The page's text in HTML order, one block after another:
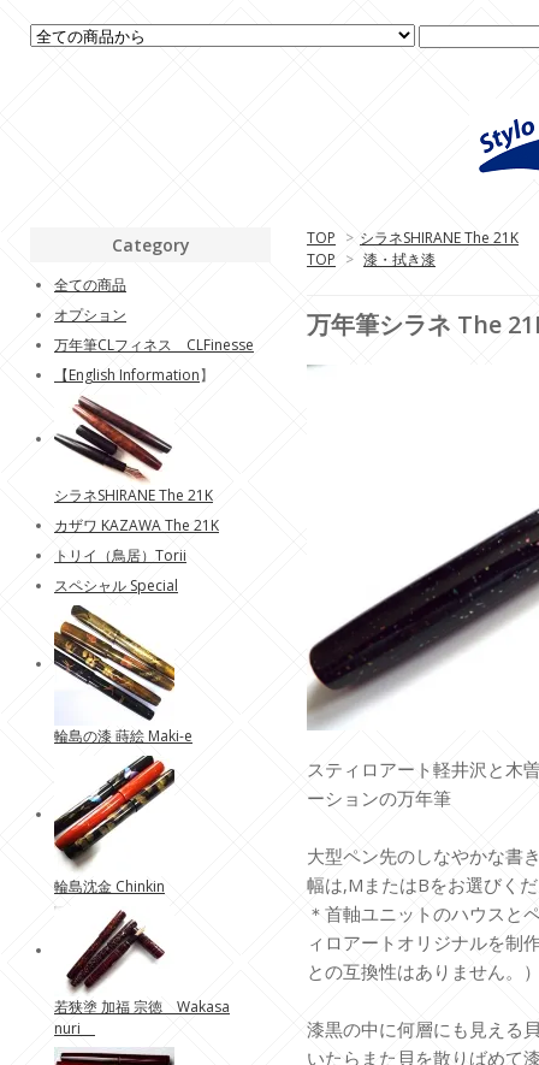
TOP > シラネSHIRANE The 21K
TOP > 漆・拭き漆
万年筆シラネ The
スティロアート軽井沢と木
ーションの万年筆
大型ペン先のしなやかな書
幅は,MまたはBをお選びく
＊首軸ユニットのハウスと
ィロアートオリジナルを制
との互換性はありません。
漆黒の中に何層にも見える
いたらまた貝を散りばめて
Category
全ての商品
オプション
万年筆CLフィネス CLFinesse
【English Information】
シラネSHIRANE The 21K
カザワ KAZAWA The 21K
トリイ（鳥居）Torii
スペシャル Special
輪島の漆 蒔絵 Maki-e
輪島沈金 Chinkin
若狭塗 加福 宗徳 Wakasa
nuri